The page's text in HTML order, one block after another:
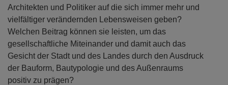
Architekten und Politiker auf die sich immer mehr und
vielfältiger verändernden Lebensweisen geben?
Welchen Beitrag können sie leisten, um das
gesellschaftliche Miteinander und damit auch das
Gesicht der Stadt und des Landes durch den Ausdruck
der Bauform, Bautypologie und des Außenraums
positiv zu prägen?